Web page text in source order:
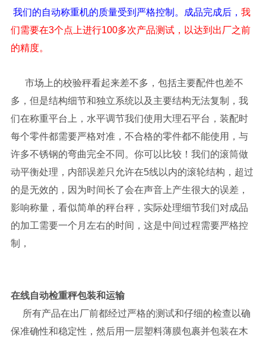
我们的自动称重机的质量受到严格控制。成品完成后， 我
们需要在3个点上进行100多次产品测试，以达到出厂之前
的精度。
市场上的校验秤看起来差不多，包括主要配件也差不
多，但是结构细节和独立系统以及主要结构无法复制，我
们在称重平台上，水平调节我们使用大理石平台，装配时
每个零件都需要严格对准，不合格的零件都不能使用，与
许多不锈钢的弯曲完全不同。你可以比较！我们的滚筒做
动平衡处理，内部误差只允许在5线以内的滚轮结构，超过
的是无效的，因为时间长了会在声音上产生很大的误差，
影响称量，看似简单的秤台秤，实际处理细节我们对成品
的加工需要一个月左右的时间，这是中间过程需要严格控
制，
在线自动检重秤包装和运输
所有产品在出厂前都经过严格的测试和仔细的检查以确
保准确性和稳定性，然后用一层塑料薄膜包裹并包装在木